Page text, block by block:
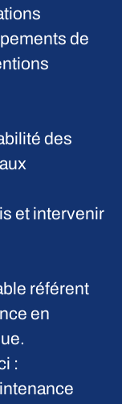
de
des
et intervenir
référent
en
: